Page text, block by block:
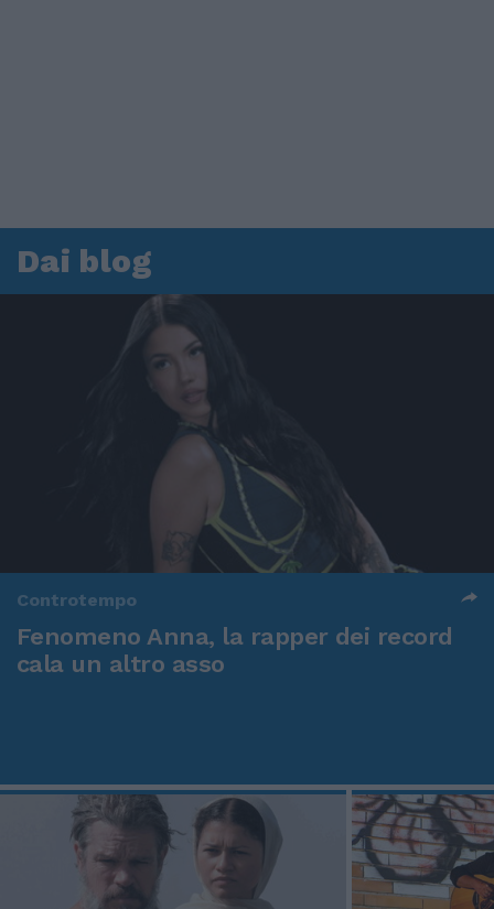
Dai blog
Controtempo
Fenomeno Anna, la rapper dei record
cala un altro asso